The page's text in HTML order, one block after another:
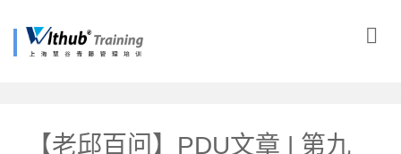
【老邱百问】PDU文章 | 第九